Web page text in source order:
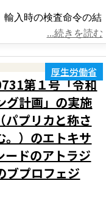
輸入時の検査命令の結
...続きを読む
第１号「令和
グ計画」の実施
パプリカと称さ
。）のエトキサ
ードのアトラジ
ブプロフェジ
厚生労働省